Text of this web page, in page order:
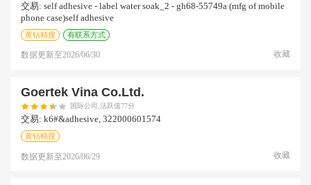
交易: self adhesive - label water soak_2 - gh68-55749a (mfg of mobile
phone case)self adhesive
黄钻精搜 有联系方式
数据更新至2026/06/30 收藏
Goertek Vina Co.ltd.
国际公司,活跃值77分
交易: k6#&adhesive, 322000601574
黄钻精搜
数据更新至2026/06/29 收藏